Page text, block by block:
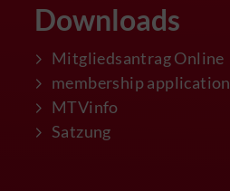
Downloads
Mitgliedsantrag Online
membership application
MTVinfo
Satzung